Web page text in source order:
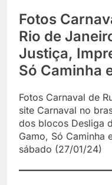
Fotos
Rio de
Justiça,
Só Caminha
Fotos Carnaval de
site Carnaval no
dos blocos Desliga
Gamo, Só Caminha
sábado (27/01/24)